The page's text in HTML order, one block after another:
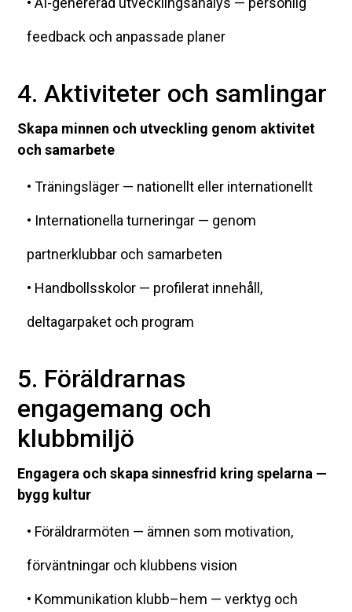
feedback och anpassade planer
4. Aktiviteter och samlingar
Skapa minnen och utveckling genom aktivitet
och samarbete
• Träningsläger — nationellt eller internationellt
• Internationella turneringar — genom
partnerklubbar och samarbeten
• Handbollsskolor — profilerat innehåll,
deltagarpaket och program
5. Föräldrarnas
engagemang och
klubbmiljö
Engagera och skapa sinnesfrid kring spelarna —
bygg kultur
• Föräldrarmöten — ämnen som motivation,
förväntningar och klubbens vision
• Kommunikation klubb–hem — verktyg och